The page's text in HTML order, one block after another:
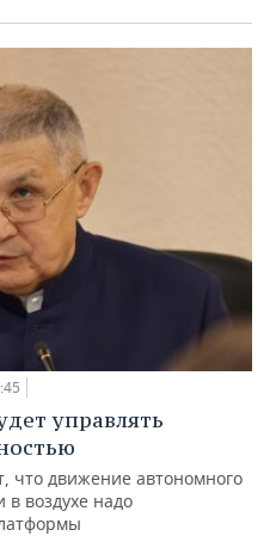
управлять
что движение автономного
в воздухе надо